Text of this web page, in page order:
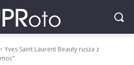
Yves Saint Laurent Beauty rusza z